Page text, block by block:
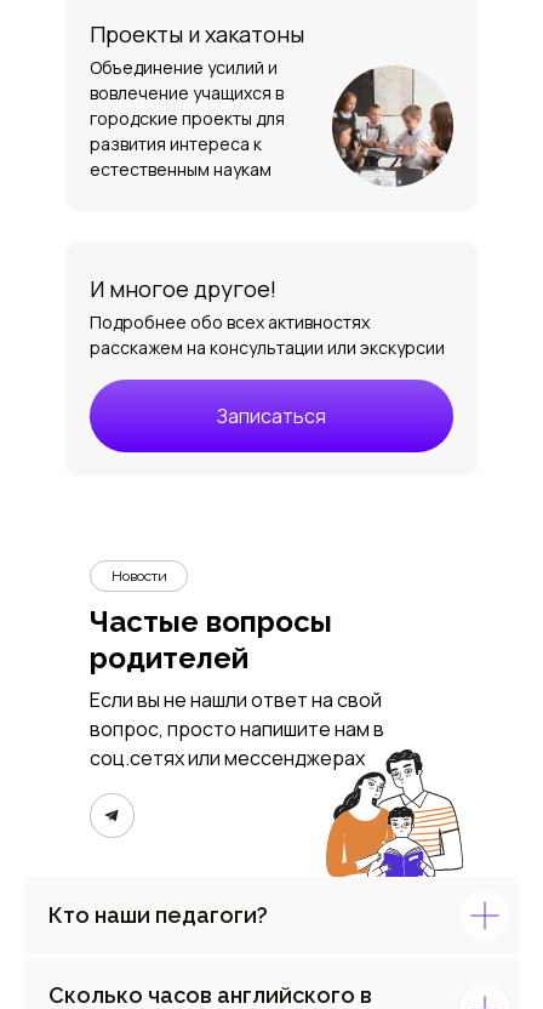
Проекты и хакатоны
Объединение усилий и
вовлечение учащихся в
городские проекты для
развития интереса к
естественным наукам
И многое другое!
Подробнее обо всех активностях
расскажем на консультации или экскурсии
Записаться
Частые вопросы
родителей
Новости
Если вы не нашли ответ на свой
вопрос, просто напишите нам в
соц.сетях или мессенджерах
Кто наши педагоги?
Сколько часов английского в